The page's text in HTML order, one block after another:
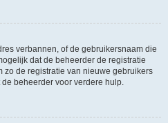
verbannen, of de gebruikersnaam die
dat de beheerder de registratie
de registratie van nieuwe gebruikers
beheerder voor verdere hulp.